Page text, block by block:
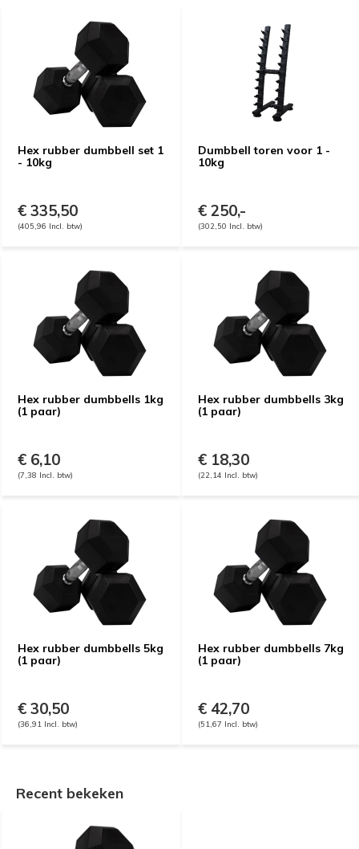
Hex rubber dumbbell set 1
- 10kg
€ 335,50
(405,96 Incl. btw)
Dumbbell toren voor 1 -
10kg
€ 250,-
(302,50 Incl. btw)
Hex rubber dumbbells 1kg
(1 paar)
€ 6,10
(7,38 Incl. btw)
Hex rubber dumbbells 3kg
(1 paar)
€ 18,30
(22,14 Incl. btw)
Hex rubber dumbbells 5kg
(1 paar)
€ 30,50
(36,91 Incl. btw)
Hex rubber dumbbells 7kg
(1 paar)
€ 42,70
(51,67 Incl. btw)
Recent bekeken